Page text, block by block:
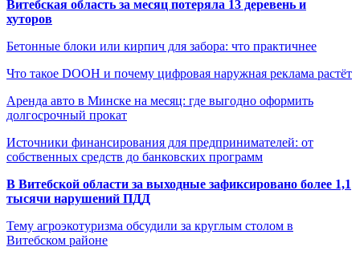
Витебская область за месяц потеряла 13 деревень и
хуторов
Бетонные блоки или кирпич для забора: что практичнее
Что такое DOOH и почему цифровая наружная реклама растёт
Аренда авто в Минске на месяц: где выгодно оформить
долгосрочный прокат
Источники финансирования для предпринимателей: от
собственных средств до банковских программ
В Витебской области за выходные зафиксировано более 1,1
тысячи нарушений ПДД
Тему агроэкотуризма обсудили за круглым столом в
Витебском районе